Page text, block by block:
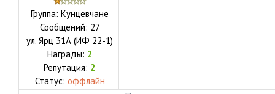
Группа: Кунцевчане
Сообщений: 27
ул. Ярц 31А (ИФ 22-1)
Награды: 2
Репутация: 2
Статус: оффлайн